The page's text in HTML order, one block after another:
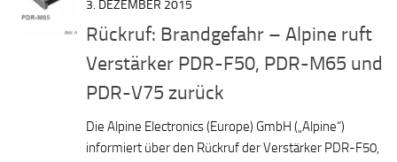
3. DEZEMBER 2015
Rückruf: Brandgefahr – Alpine ruft
Verstärker PDR-F50, PDR-M65 und
PDR-V75 zurück
Die Alpine Electronics (Europe) GmbH („Alpine“)
informiert über den Rückruf der Verstärker PDR-F50,